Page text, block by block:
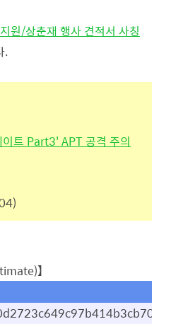
원/상춘재 행사 견적서 사칭
.
트 Part3' APT 공격 주의
】